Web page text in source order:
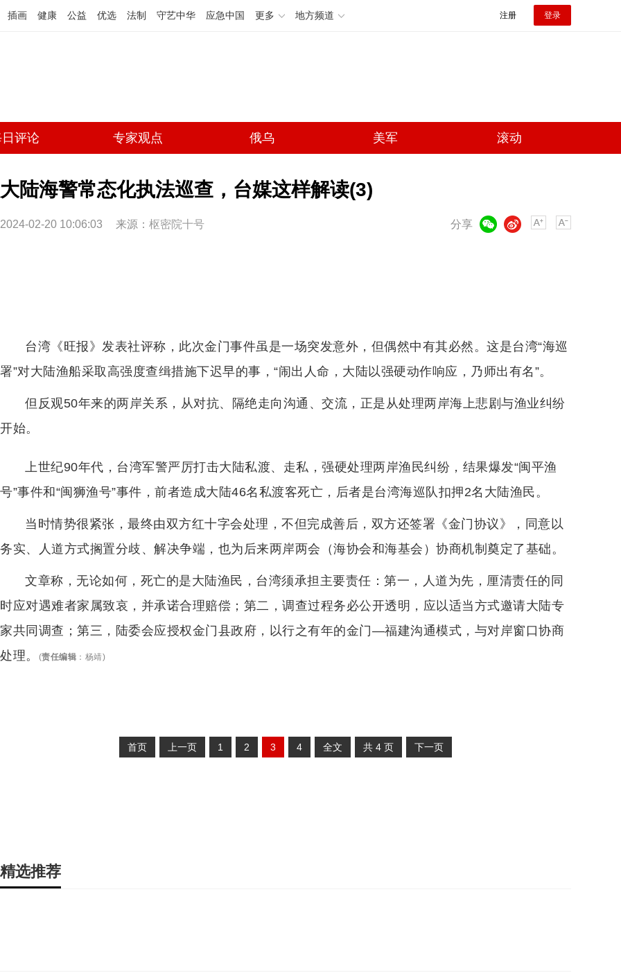
插画 健康 公益 优选 法制 守艺中华 应急中国 更多 地方频道 注册 登录
评论 专家观点 俄乌 美军 滚动
大陆海警常态化执法巡查，台媒这样解读(3)
2024-02-20 10:06:03 来源： 枢密院十号 分享
微博
台湾《旺报》发表社评称，此次金门事件虽是一场突发意外，但偶然中有其必然。这是台湾“海巡
署”对大陆渔船采取高强度查缉措施下迟早的事，“闹出人命，大陆以强硬动作响应，乃师出有名”。
但反观50年来的两岸关系，从对抗、隔绝走向沟通、交流，正是从处理两岸海上悲剧与渔业纠纷
开始。
上世纪90年代，台湾军警严厉打击大陆私渡、走私，强硬处理两岸渔民纠纷，结果爆发“闽平渔
号”事件和“闽狮渔号”事件，前者造成大陆46名私渡客死亡，后者是台湾海巡队扣押2名大陆渔民。
当时情势很紧张，最终由双方红十字会处理，不但完成善后，双方还签署《金门协议》，同意以
务实、人道方式搁置分歧、解决争端，也为后来两岸两会（海协会和海基会）协商机制奠定了基础。
文章称，无论如何，死亡的是大陆渔民，台湾须承担主要责任：第一，人道为先，厘清责任的同
时应对遇难者家属致哀，并承诺合理赔偿；第二，调查过程务必公开透明，应以适当方式邀请大陆专
家共同调查；第三，陆委会应授权金门县政府，以行之有年的金门—福建沟通模式，与对岸窗口协商
处理。
(责任编辑 ： 杨靖)
首页 上一页 1 2 3 4 全文 共 4 页 下一页
精选推荐